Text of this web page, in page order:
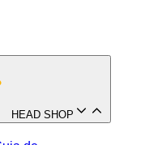
HEAD SHOP